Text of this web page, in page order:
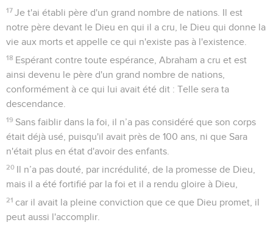
17 Je t'ai établi père d'un grand nombre de nations. Il est
notre père devant le Dieu en qui il a cru, le Dieu qui donne la
vie aux morts et appelle ce qui n'existe pas à l'existence.
18 Espérant contre toute espérance, Abraham a cru et est
ainsi devenu le père d'un grand nombre de nations,
conformément à ce qui lui avait été dit : Telle sera ta
descendance.
19 Sans faiblir dans la foi, il n’a pas considéré que son corps
était déjà usé, puisqu'il avait près de 100 ans, ni que Sara
n'était plus en état d'avoir des enfants.
20 Il n’a pas douté, par incrédulité, de la promesse de Dieu,
mais il a été fortifié par la foi et il a rendu gloire à Dieu,
21 car il avait la pleine conviction que ce que Dieu promet, il
peut aussi l'accomplir.